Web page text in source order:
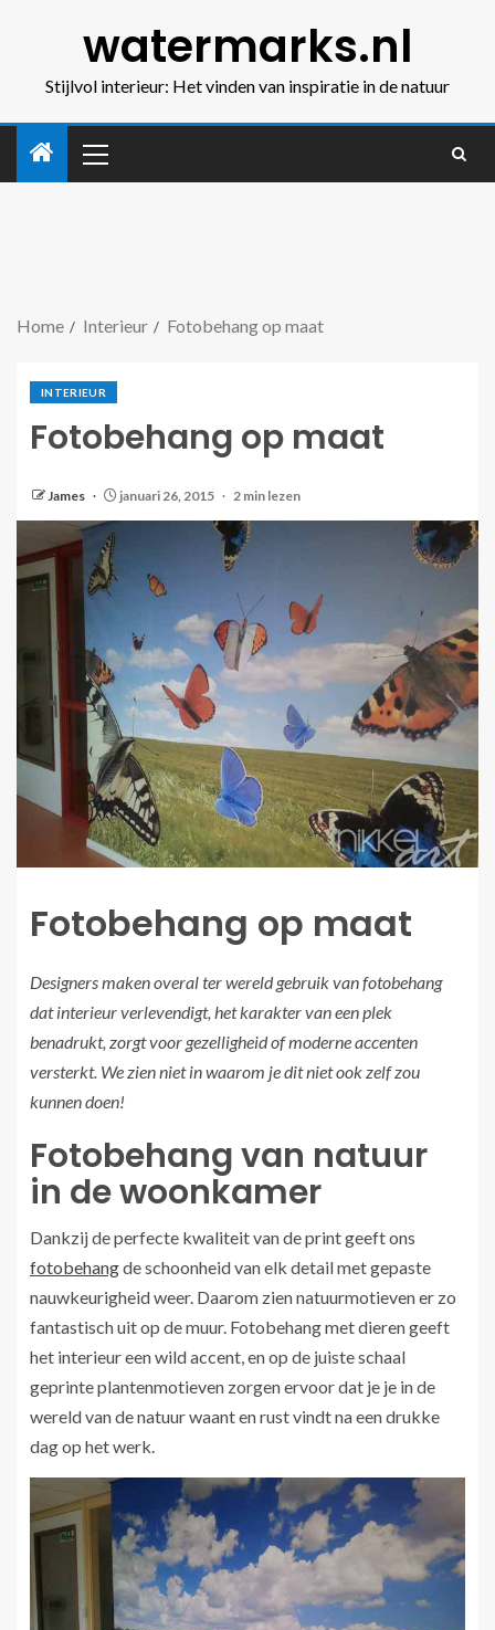
watermarks.nl
Stijlvol interieur: Het vinden van inspiratie in de natuur
Home Interieur Fotobehang op maat
INTERIEUR
Fotobehang op maat
James januari 26, 2015 2 min lezen
Fotobehang op maat
Designers maken overal ter wereld gebruik van fotobehang
dat interieur verlevendigt, het karakter van een plek
benadrukt, zorgt voor gezelligheid of moderne accenten
versterkt. We zien niet in waarom je dit niet ook zelf zou
kunnen doen!
Fotobehang van natuur
in de woonkamer
Dankzij de perfecte kwaliteit van de print geeft ons
fotobehangde schoonheid van elk detail met gepaste
nauwkeurigheid weer. Daarom zien natuurmotieven er zo
fantastisch uit op de muur. Fotobehang met dieren geeft
het interieur een wild accent, en op de juiste schaal
geprinte plantenmotieven zorgen ervoor dat je je in de
wereld van de natuur waant en rust vindt na een drukke
dag op het werk.